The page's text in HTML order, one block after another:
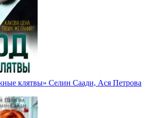
клятвы» Селин Саади, Ася Петрова